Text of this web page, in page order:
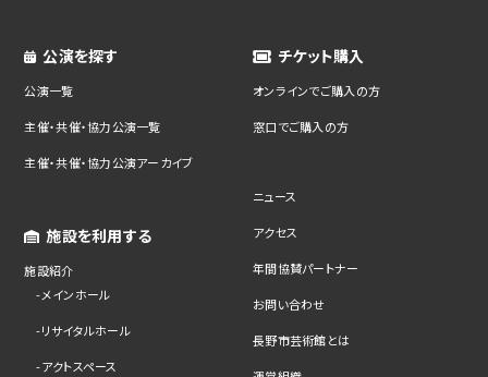
公演を探す
公演一覧
主催・共催・協力公演一覧
主催・共催・協力公演アーカイブ
施設を利用する
施設紹介
メインホール
リサイタルホール
アクトスペース
チケット購入
オンラインでご購入の方
窓口でご購入の方
ニュース
アクセス
年間協賛パートナー
お問い合わせ
長野市芸術館とは